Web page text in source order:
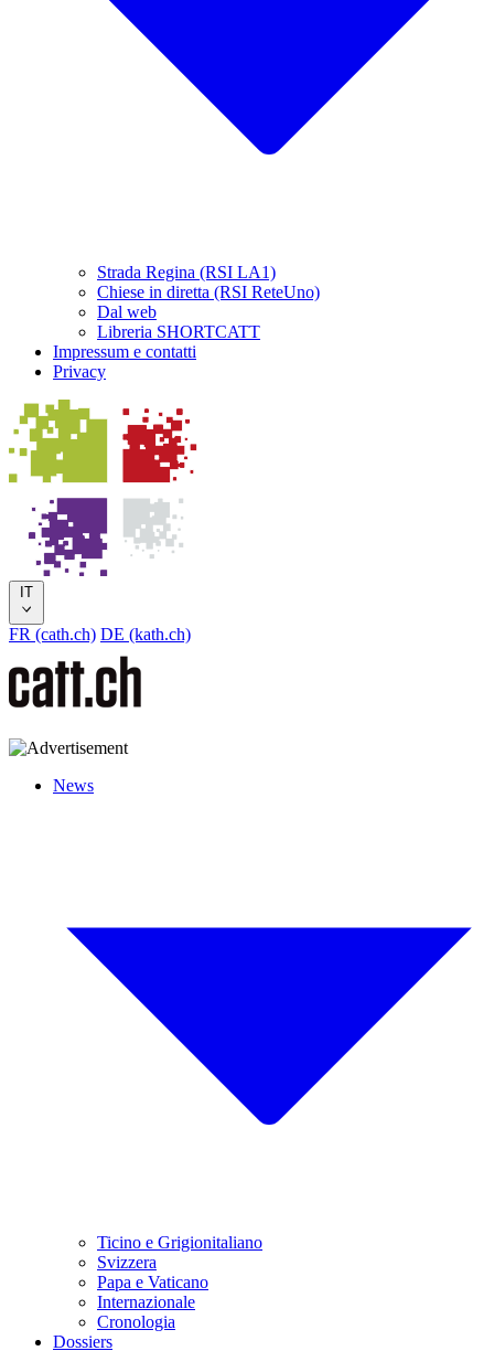
Strada Regina (RSI LA1)
Chiese in diretta (RSI ReteUno)
Dal web
Libreria SHORTCATT
Impressum e contatti
Privacy
IT
FR (cath.ch) DE (kath.ch)
News
Ticino e Grigionitaliano
Svizzera
Papa e Vaticano
Internazionale
Cronologia
Dossiers